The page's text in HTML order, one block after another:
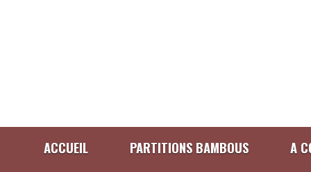
ACCUEIL PARTITIONS BAMBOUS A